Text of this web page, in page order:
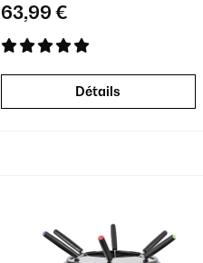
63,99 €
Détails